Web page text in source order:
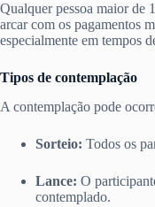
Qualquer pessoa maior de
arcar com os pagamentos
especialmente em tempos
Tipos de contemplação
A contemplação pode
Sorteio: Todos os
Lance: O
contemplado.